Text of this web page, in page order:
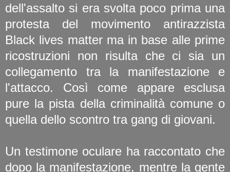
dell'assalto si era svolta poco prima una
protesta del movimento antirazzista
Black lives matter ma in base alle prime
ricostruzioni non risulta che ci sia un
collegamento tra la manifestazione e
l'attacco. Così come appare esclusa
pure la pista della criminalità comune o
quella dello scontro tra gang di giovani.
Un testimone oculare ha raccontato che
dopo la manifestazione, mentre la gente